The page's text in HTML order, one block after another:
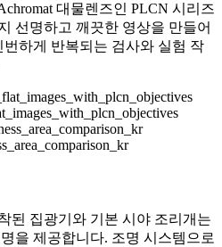
대물렌즈인 PLCN 시리즈
선명하고 깨끗한 영상을 만들어
번하게 반복되는 검사와 실험 작
된 집광기와 기본 시야 조리개는
을 제공합니다. 조명 시스템으로